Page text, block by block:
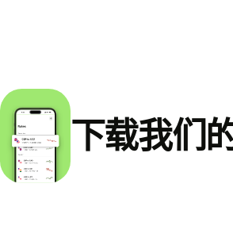
下载我们